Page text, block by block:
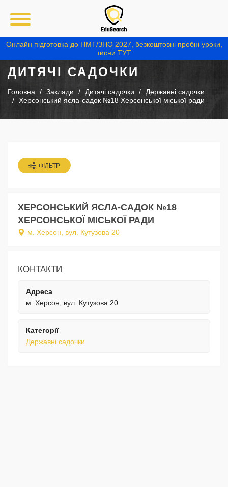
Онлайн підготовка до НМТ/ЗНО 2027, безкоштовні пробні уроки,
тисни ТУТ
ДИТЯЧІ САДОЧКИ
Головна Заклади Дитячі садочки
Державні садочки
Херсонський ясла-садок №18 Херсонської міської ради
ФІЛЬТР
ХЕРСОНСЬКИЙ ЯСЛА-САДОК №18
ХЕРСОНСЬКОЇ МІСЬКОЇ РАДИ
м. Херсон, вул. Кутузова 20
КОНТАКТИ
Адреса
м. Херсон, вул. Кутузова 20
Категорії
Державні садочки